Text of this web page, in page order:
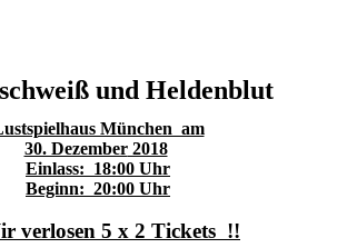
und Heldenblut
München am
30. Dezember2018
Einlass: 18:00 Uhr
Beginn: 20:00 Uhr
verlosen 5 x 2 Tickets !!